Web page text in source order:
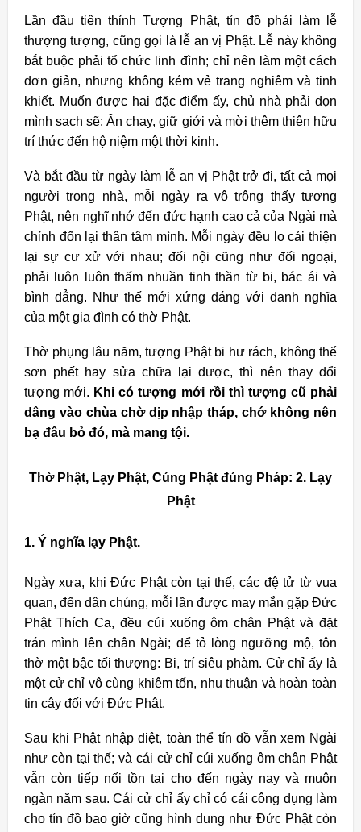
Lần đầu tiên thỉnh Tượng Phật, tín đồ phải làm lễ
thượng tượng, cũng gọi là lễ an vị Phật. Lễ này không
bắt buộc phải tổ chức linh đình; chỉ nên làm một cách
đơn giản, nhưng không kém vẻ trang nghiêm và tinh
khiết. Muốn được hai đặc điểm ấy, chủ nhà phải dọn
mình sạch sẽ: Ăn chay, giữ giới và mời thêm thiện hữu
trí thức đến hộ niệm một thời kinh.
Và bắt đầu từ ngày làm lễ an vị Phật trở đi, tất cả mọi
người trong nhà, mỗi ngày ra vô trông thấy tượng
Phật, nên nghĩ nhớ đến đức hạnh cao cả của Ngài mà
chỉnh đốn lại thân tâm mình. Mỗi ngày đều lo cải thiện
lại sự cư xử với nhau; đối nội cũng như đối ngoại,
phải luôn luôn thấm nhuần tinh thần từ bi, bác ái và
bình đẳng. Như thế mới xứng đáng với danh nghĩa
của một gia đình có thờ Phật.
Thờ phụng lâu năm, tượng Phật bi hư rách, không thể
sơn phết hay sửa chữa lại được, thì nên thay đổi
tượng mới. Khi có tượng mới rồi thì tượng cũ phải
dâng vào chùa chờ dịp nhập tháp, chớ không nên
bạ đâu bỏ đó, mà mang tội.
Thờ Phật, Lạy Phật, Cúng Phật đúng Pháp: 2. Lạy
Phật
1. Ý nghĩa lạy Phật.
Ngày xưa, khi Ðức Phật còn tại thế, các đệ tử từ vua
quan, đến dân chúng, mỗi lần được may mắn gặp Ðức
Phật Thích Ca, đều cúi xuống ôm chân Phật và đặt
trán mình lên chân Ngài; để tỏ lòng ngưỡng mộ, tôn
thờ một bậc tối thượng: Bi, trí siêu phàm. Cử chỉ ấy là
một cử chỉ vô cùng khiêm tốn, nhu thuận và hoàn toàn
tin cậy đối với Ðức Phật.
Sau khi Phật nhập diệt, toàn thể tín đồ vẫn xem Ngài
như còn tại thế; và cái cử chỉ cúi xuống ôm chân Phật
vẫn còn tiếp nối tồn tại cho đến ngày nay và muôn
ngàn năm sau. Cái cử chỉ ấy chỉ có cái công dụng làm
cho tín đồ bao giờ cũng hình dung như Ðức Phật còn